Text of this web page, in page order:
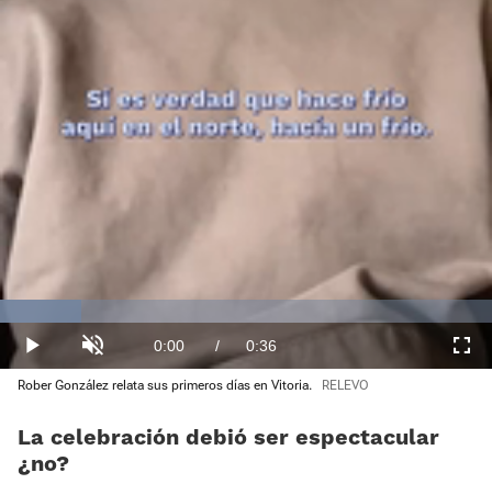
Play Unmute Current
Time
0:00 / Duration
0:36
:
33.15%
Rober González relata sus primeros días en Vitoria. RELEVO
La celebración debió ser espectacular
¿no?